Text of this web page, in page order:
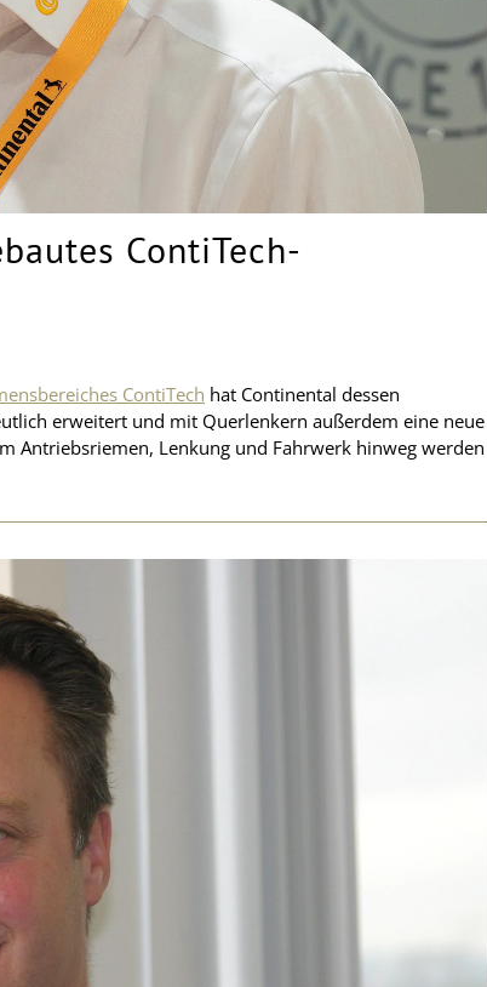
ContiTech-
ContiTech hat Continental dessen
erweitert und mit Querlenkern außerdem eine neue
Antriebsriemen, Lenkung und Fahrwerk hinweg werden